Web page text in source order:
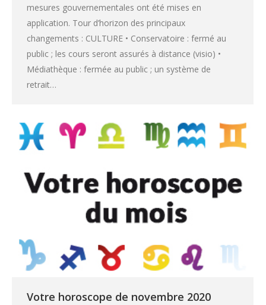
mesures gouvernementales ont été mises en
application. Tour d’horizon des principaux
changements : CULTURE • Conservatoire : fermé au
public ; les cours seront assurés à distance (visio) •
Médiathèque : fermée au public ; un système de
retrait…
Votre horoscope de novembre 2020